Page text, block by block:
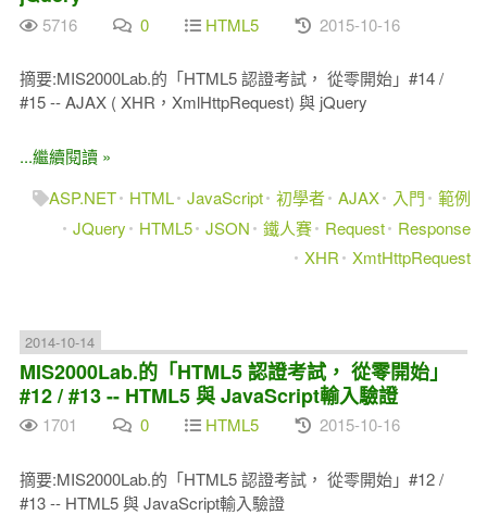
5716 0 HTML5 2015-10-16
摘要:MIS2000Lab.的「HTML5 認證考試， 從零開始」#14 /
#15 -- AJAX ( XHR，XmlHttpRequest) 與 jQuery
...繼續閱讀 »
ASP.NET
HTML JavaScript 初學者 AJAX 入門
範例
JQuery
HTML5 JSON 鐵人賽 Request
Response
XHR
XmtHttpRequest
2014-10-14
MIS2000Lab.的「HTML5 認證考試， 從零開始」
#12 / #13 -- HTML5 與 JavaScript輸入驗證
1701 0 HTML5 2015-10-16
摘要:MIS2000Lab.的「HTML5 認證考試， 從零開始」#12 /
#13 -- HTML5 與 JavaScript輸入驗證